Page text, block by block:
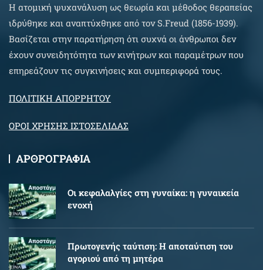
Η ατομική ψυχανάλυση ως θεωρία και μέθοδος θεραπείας
ιδρύθηκε και αναπτύχθηκε από τον S.Freud (1856-1939).
Βασίζεται στην παρατήρηση ότι συχνά οι άνθρωποι δεν
έχουν συνειδητότητα των κινήτρων και παραμέτρων που
επηρεάζουν τις συγκινήσεις και συμπεριφορά τους.
ΠΟΛΙΤΙΚΗ ΑΠΟΡΡΗΤΟΥ
ΟΡΟΙ ΧΡΗΣΗΣ ΙΣΤΟΣΕΛΙΔΑΣ
ΑΡΘΡΟΓΡΑΦΙΑ
Oι κεφαλαλγίες στη γυναίκα: η γυναικεία
ενοχή
Πρωτογενής ταύτιση: Η αποταύτιση του
αγοριού από τη μητέρα